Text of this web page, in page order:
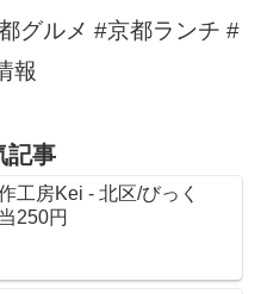
グルメ #京都ランチ #
報
記事
工房Kei - 北区/びっく
250円